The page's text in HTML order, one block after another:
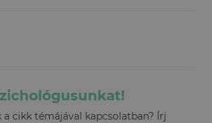
a cikk témájával kapcsolatban? Írj